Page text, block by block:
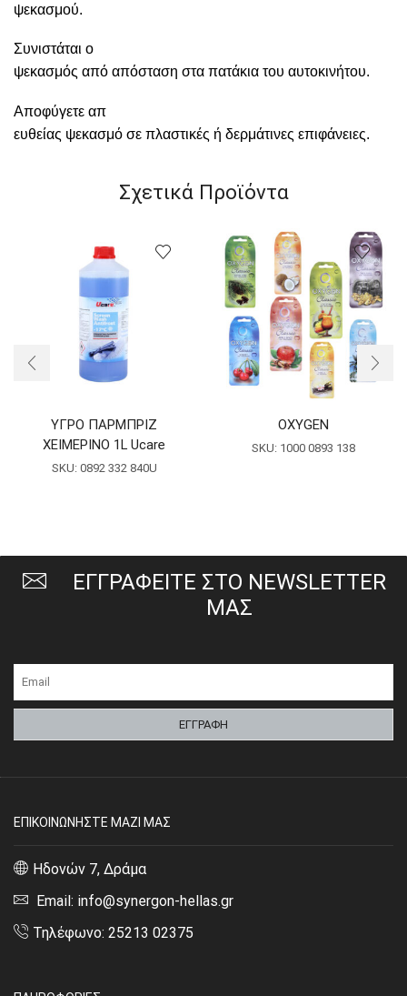
ψεκασμού.
Συνιστάται ο
ψεκασμός από απόσταση στα πατάκια του αυτοκινήτου.
Αποφύγετε απ
ευθείας ψεκασμό σε πλαστικές ή δερμάτινες επιφάνειες.
Σχετικά Προϊόντα
ΥΓΡΟ ΠΑΡΜΠΡΙΖ
ΧΕΙΜΕΡΙΝΟ 1L Ucare
SKU: 0892 332 840U
OXYGEN
SKU: 1000 0893 138
ΕΓΓΡΑΦΕΙΤΕ ΣΤΟ NEWSLETTER
ΜΑΣ
ΕΠΙΚΟΙΝΩΝΗΣΤΕ ΜΑΖΙ ΜΑΣ
Ηδονών 7, Δράμα
Email: info@synergon-hellas.gr
Τηλέφωνο: 25213 02375